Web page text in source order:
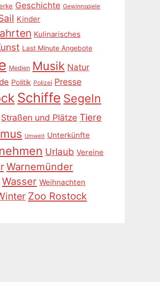
Geschichte Gewinnspiele
Kinder
Kulinarisches
Last Minute Angebote
Medien Musik Natur
Politik Polizei Presse
Schiffe Segeln
Straßen und Plätze Tiere
Umwelt Unterkünfte
Urlaub Vereine
Warnemünder
Wasser Weihnachten
Zoo Rostock